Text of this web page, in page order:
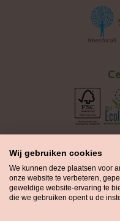
Wij gebruiken cookies
We kunnen deze plaatsen voor
onze website te verbeteren,
geweldige website-ervaring te
die we gebruiken opent u de